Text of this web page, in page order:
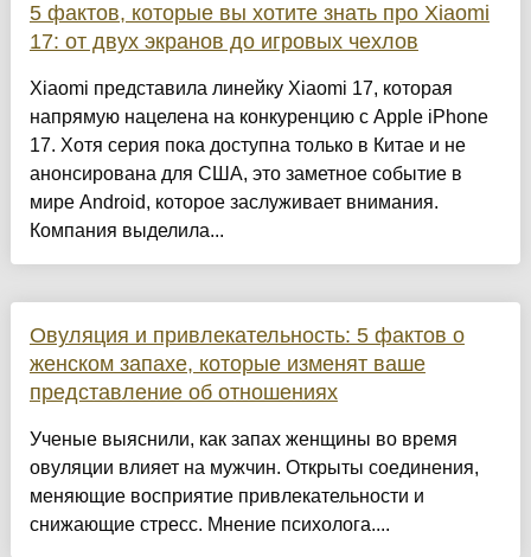
5 фактов, которые вы хотите знать про Xiaomi
17: от двух экранов до игровых чехлов
Xiaomi представила линейку Xiaomi 17, которая
напрямую нацелена на конкуренцию с Apple iPhone
17. Хотя серия пока доступна только в Китае и не
анонсирована для США, это заметное событие в
мире Android, которое заслуживает внимания.
Компания выделила...
Овуляция и привлекательность: 5 фактов о
женском запахе, которые изменят ваше
представление об отношениях
Ученые выяснили, как запах женщины во время
овуляции влияет на мужчин. Открыты соединения,
меняющие восприятие привлекательности и
снижающие стресс. Мнение психолога....